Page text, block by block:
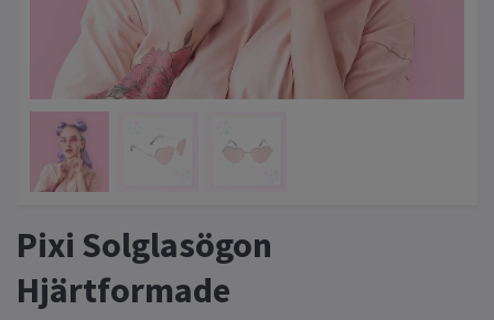
Pixi Solglasögon
Hjärtformade